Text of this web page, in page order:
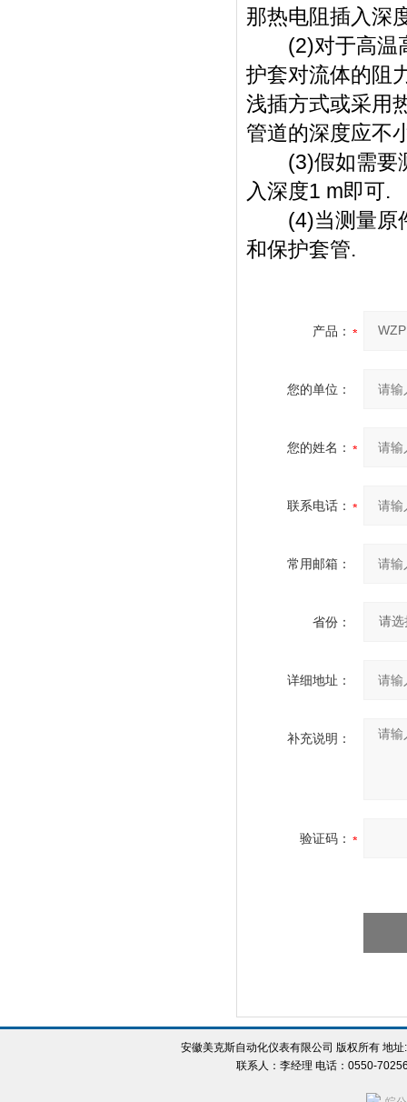
那热电阻插入深
(2)对于高温高
护套对流体的阻
浅插方式或采用
管道的深度应不
(3)假如需要测
入深度1 m即可.
(4)当测量原件
和保护套管.
产品：
您的单位：
您的姓名：
联系电话：
常用邮箱：
省份：
详细地址：
补充说明：
验证码：
安徽美克斯自动化仪表有限公司 版权所有 地
联系人：李经理 电话：0550-